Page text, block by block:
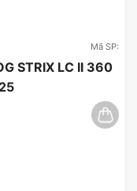
Mã SP:
STRIX LC II 360